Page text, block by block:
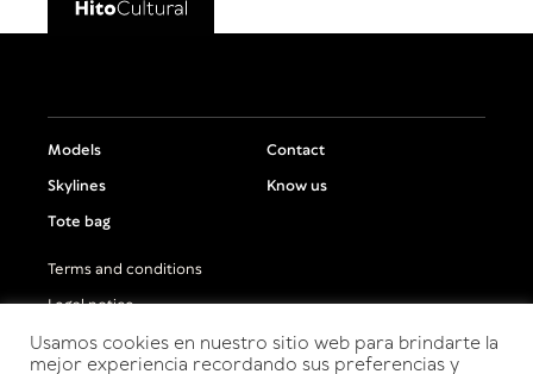
Models
Skylines
Tote bag
Contact
Know us
Terms and conditions
Legal notice
Privacy policy
Usamos cookies en nuestro sitio web para brindarte la
mejor experiencia recordando sus preferencias y